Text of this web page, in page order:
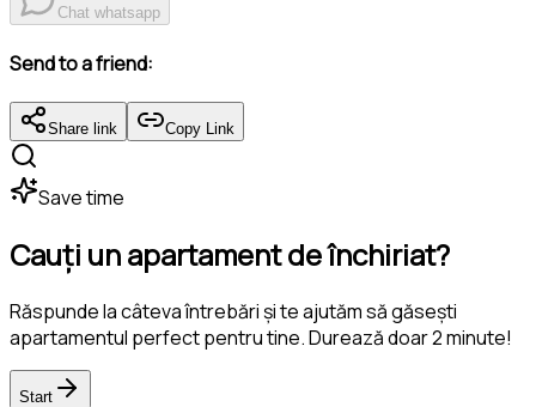
Chat whatsapp
Send to a friend:
Share link Copy Link
Save time
Cauți un apartament de închiriat?
Răspunde la câteva întrebări și te ajutăm să găsești
apartamentul perfect pentru tine. Durează doar 2 minute!
Start